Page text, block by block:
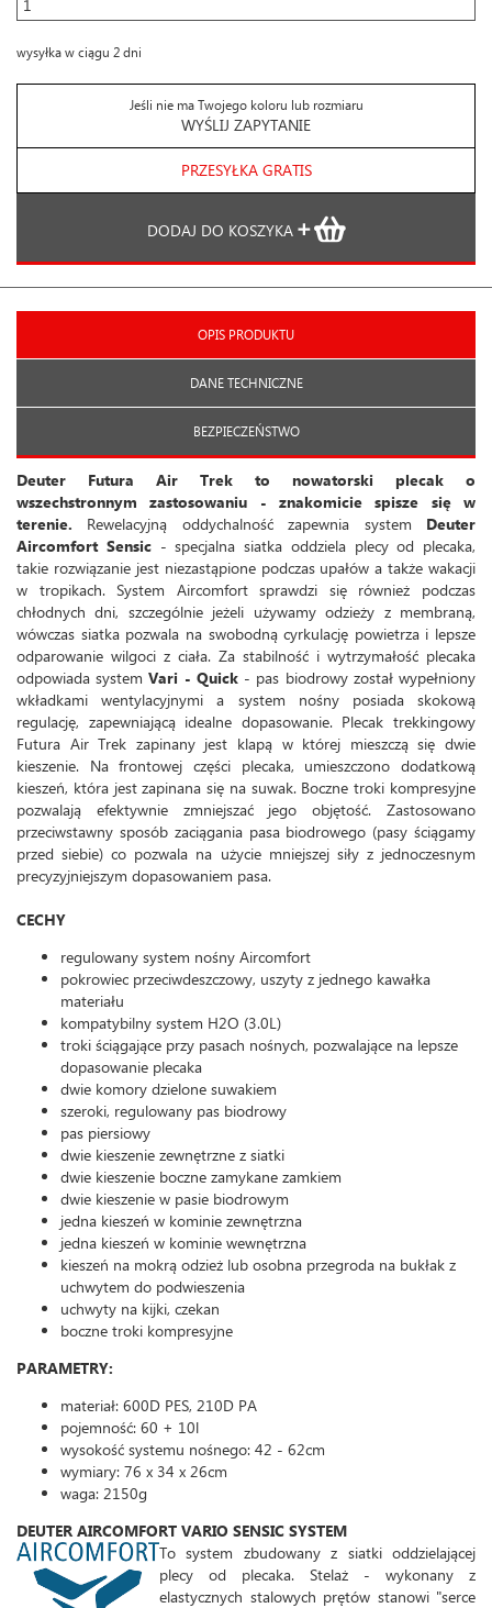
wysyłka w ciągu 2 dni
Jeśli nie ma Twojego koloru lub rozmiaru
WYŚLIJ ZAPYTANIE
PRZESYŁKA GRATIS
DODAJ DO KOSZYKA
OPIS PRODUKTU
DANE TECHNICZNE
BEZPIECZEŃSTWO
Deuter Futura Air Trek to nowatorski plecak o
wszechstronnym zastosowaniu - znakomicie spisze się w
terenie. Rewelacyjną oddychalność zapewnia system Deuter
Aircomfort Sensic- specjalna siatka oddziela plecy od plecaka,
takie rozwiązanie jest niezastąpione podczas upałów a także wakacji
w tropikach. System Aircomfort sprawdzi się również podczas
chłodnych dni, szczególnie jeżeli używamy odzieży z membraną,
wówczas siatka pozwala na swobodną cyrkulację powietrza i lepsze
odparowanie wilgoci z ciała. Za stabilność i wytrzymałość plecaka
odpowiada systemVari - Quick- pas biodrowy został wypełniony
wkładkami wentylacyjnymi a system nośny posiada skokową
regulację, zapewniającą idealne dopasowanie. Plecak trekkingowy
Futura Air Trek zapinany jest klapą w której mieszczą się dwie
kieszenie. Na frontowej części plecaka, umieszczono dodatkową
kieszeń, która jest zapinana się na suwak. Boczne troki kompresyjne
pozwalają efektywnie zmniejszać jego objętość. Zastosowano
przeciwstawny sposób zaciągania pasa biodrowego (pasy ściągamy
przed siebie) co pozwala na użycie mniejszej siły z jednoczesnym
precyzyjniejszym dopasowaniem pasa.
CECHY
regulowany system nośny Aircomfort
pokrowiec przeciwdeszczowy, uszyty z jednego kawałka
materiału
kompatybilny system H2O (3.0L)
troki ściągające przy pasach nośnych, pozwalające na lepsze
dopasowanie plecaka
dwie komory dzielone suwakiem
szeroki, regulowany pas biodrowy
pas piersiowy
dwie kieszenie zewnętrzne z siatki
dwie kieszenie boczne zamykane zamkiem
dwie kieszenie w pasie biodrowym
jedna kieszeń w kominie zewnętrzna
jedna kieszeń w kominie wewnętrzna
kieszeń na mokrą odzież lub osobna przegroda na bukłak z
uchwytem do podwieszenia
uchwyty na kijki, czekan
boczne troki kompresyjne
PARAMETRY:
materiał: 600D PES, 210D PA
pojemność: 60 + 10l
wysokość systemu nośnego: 42 - 62cm
wymiary: 76 x 34 x 26cm
waga: 2150g
DEUTER AIRCOMFORT VARIO SENSIC SYSTEM
To system zbudowany z siatki oddzielającej
plecy od plecaka. Stelaż - wykonany z
elastycznych stalowych prętów stanowi "serce